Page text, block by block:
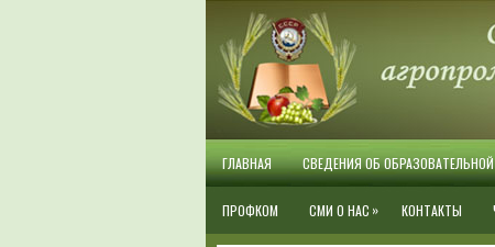
ГЛАВНАЯ СВЕДЕНИЯ ОБ
ПРОФКОМ СМИ О НАС » КОНТАКТЫ